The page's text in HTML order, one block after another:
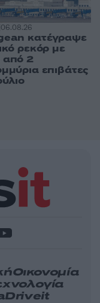
06.08.26
κατέγραψε
ρεκόρ με
2
επιβάτες
Οικονομία
Driveit